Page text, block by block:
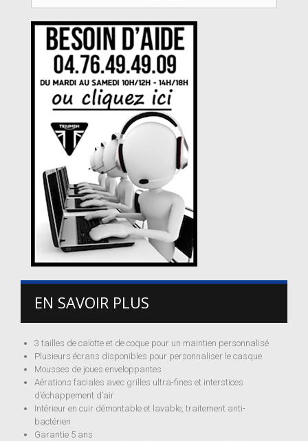
EN SAVOIR PLUS
3 tailles de calotte et de coque pour un maintien personnalisé
Plusieurs écrans disponibles pour personnaliser le casque
Mousses de joues enveloppantes
Aérations faciales avec grilles ultra-fines et interstices
d’échappement d’air
Intérieur en cuir démontable et lavable, traitement anti-
bactérien
Garantie 5 ans